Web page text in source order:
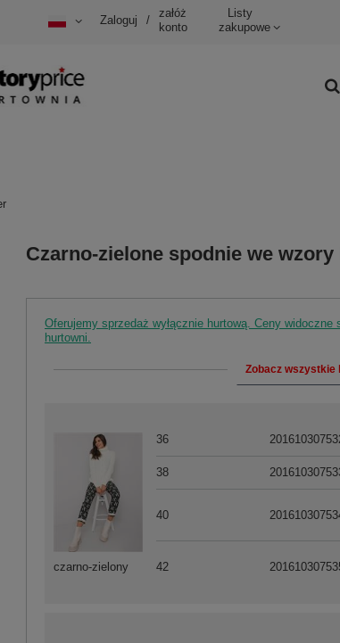
Zaloguj /
załóż
konto
Listy
zakupowe
Czarno-zielone spodnie we
Oferujemy sprzedaż wyłącznie hurtową. Ceny
hurtowni.
Zobacz wszystkie
czarno-zielony
36
38
40
42